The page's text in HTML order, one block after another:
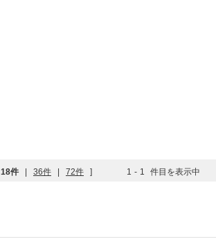
18件 | 36件 | 72件 ] 1 - 1 件目を表示中